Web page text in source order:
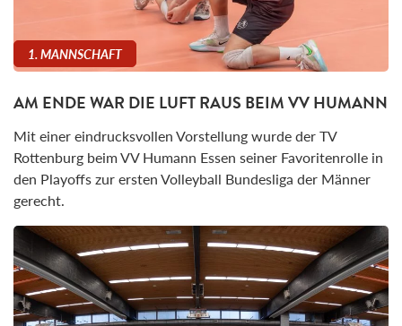
1. MANNSCHAFT
AM ENDE WAR DIE LUFT RAUS BEIM VV HUMANN
Mit einer eindrucksvollen Vorstellung wurde der TV
Rottenburg beim VV Humann Essen seiner Favoritenrolle in
den Playoffs zur ersten Volleyball Bundesliga der Männer
gerecht.